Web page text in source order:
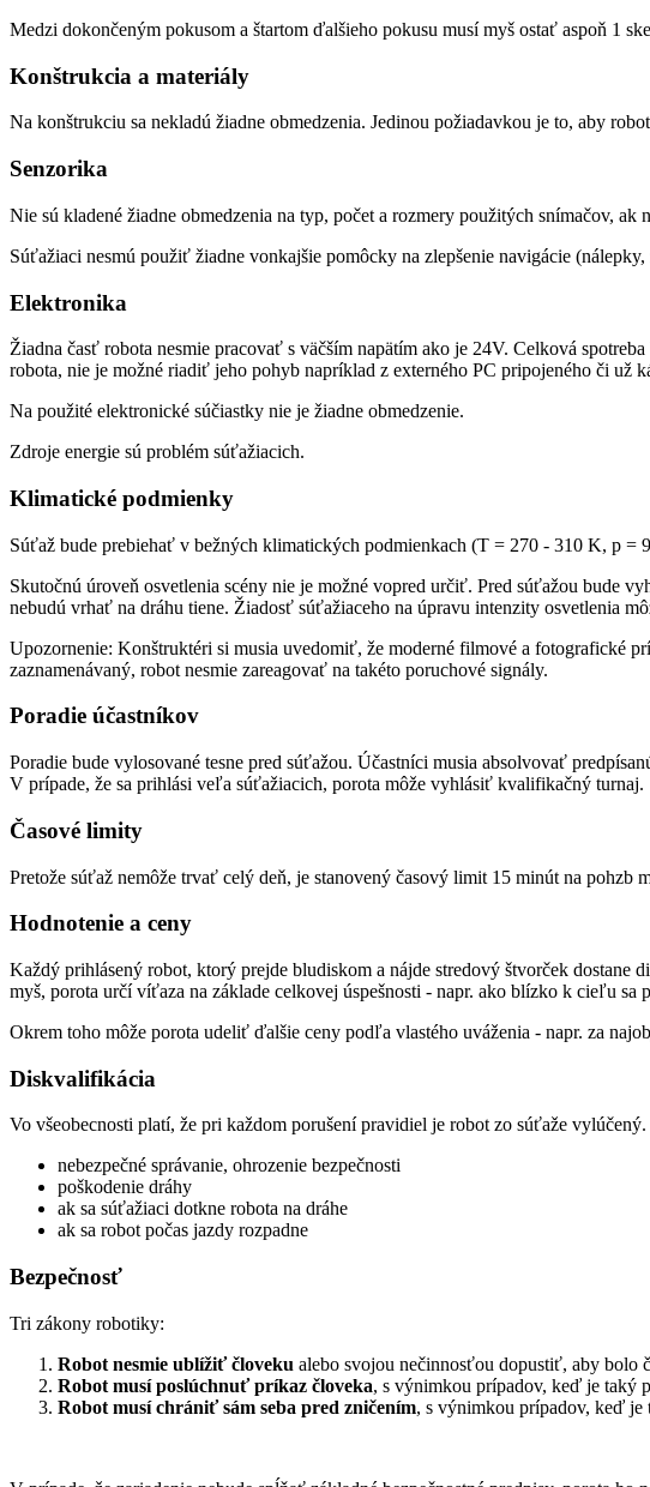
Medzi dokončeným pokusom a štartom ďalšieho pokusu musí myš ostať aspoň 1
Konštrukcia a materiály
Na konštrukciu sa nekladú žiadne obmedzenia. Jedinou požiadavkou je to, aby
Senzorika
Nie sú kladené žiadne obmedzenia na typ, počet a rozmery použitých snímačov, ak
Súťažiaci nesmú použiť žiadne vonkajšie pomôcky na zlepšenie navigácie
Elektronika
Žiadna časť robota nesmie pracovať s väčším napätím ako je 24V. Celková
robota, nie je možné riadiť jeho pohyb napríklad z externého PC pripojeného či už
Na použité elektronické súčiastky nie je žiadne obmedzenie.
Zdroje energie sú problém súťažiacich.
Klimatické podmienky
Súťaž bude prebiehať v bežných klimatických podmienkach (T = 270 - 310 K, p =
Skutočnú úroveň osvetlenia scény nie je možné vopred určiť. Pred súťažou bude
nebudú vrhať na dráhu tiene. Žiadosť súťažiaceho na úpravu intenzity osvetlenia
Upozornenie: Konštruktéri si musia uvedomiť, že moderné filmové a fotografické
zaznamenávaný, robot nesmie zareagovať na takéto poruchové signály.
Poradie účastníkov
Poradie bude vylosované tesne pred súťažou. Účastníci musia absolvovať
V prípade, že sa prihlási veľa súťažiacich, porota môže vyhlásiť kvalifikačný turnaj.
Časové limity
Pretože súťaž nemôže trvať celý deň, je stanovený časový limit 15 minút na
Hodnotenie a ceny
Každý prihlásený robot, ktorý prejde bludiskom a nájde stredový štvorček dostane
myš, porota určí víťaza na základe celkovej úspešnosti - napr. ako blízko k cieľu
Okrem toho môže porota udeliť ďalšie ceny podľa vlastého uváženia - napr. za
Diskvalifikácia
Vo všeobecnosti platí, že pri každom porušení pravidiel je robot zo súťaže
nebezpečné správanie, ohrozenie bezpečnosti
poškodenie dráhy
ak sa súťažiaci dotkne robota na dráhe
ak sa robot počas jazdy rozpadne
Bezpečnosť
Tri zákony robotiky:
Robot nesmie ublížiť človeku alebo svojou nečinnosťou dopustiť, aby bolo
Robot musí poslúchnuť príkaz človeka, s výnimkou prípadov, keď je taký
Robot musí chrániť sám seba pred zničením, s výnimkou prípadov, keď je